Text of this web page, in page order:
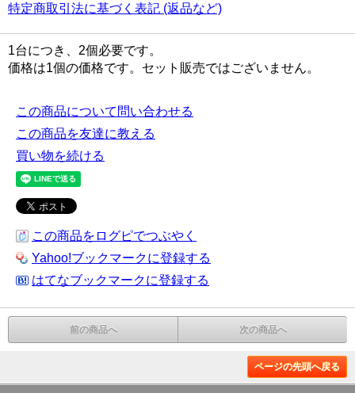
特定商取引法に基づく表記 (返品など)
1台につき、2個必要です。
価格は1個の価格です。セット販売ではございません。
この商品について問い合わせる
この商品を友達に教える
買い物を続ける
この商品をログピでつぶやく
Yahoo!ブックマークに登録する
はてなブックマークに登録する
前の商品へ 次の商品へ
ページの先頭へ戻る